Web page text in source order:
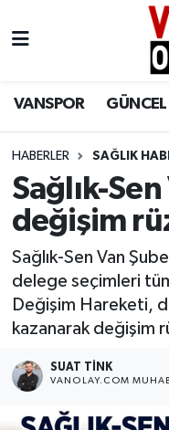
VANSPOR GÜNCEL
HABERLER SAĞLIK
Sağlık-
değişim
Sağlık-Sen Van
delege seçimleri
Değişim Hareketi,
kazanarak değişim
SUAT TINK
VANOLAY.COM
Siyaset
Ekonomi
Sağlık
Eğitim
Van Nöbetçi
Van Namaz
Van Trafik
Süper Lig Puan
Tüm Manşetler